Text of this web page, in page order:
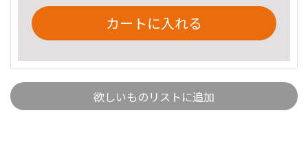
カートに入れる
欲しいものリストに追加